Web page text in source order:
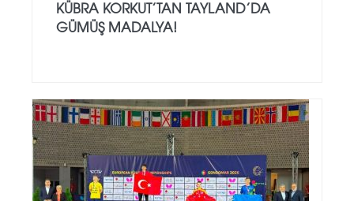
KÜBRA KORKUT’TAN TAYLAND’DA
GÜMÜŞ MADALYA!